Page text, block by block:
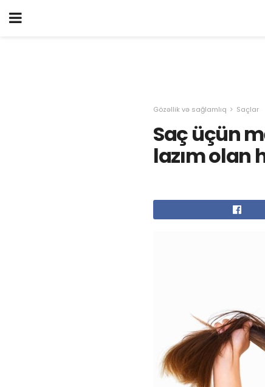
Gözəllik və sağlamlıq Saçlar
Saç üçün
lazım olan